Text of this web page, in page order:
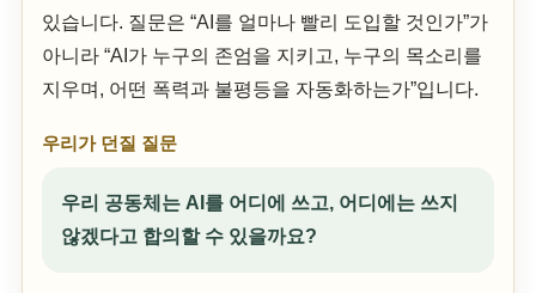
있습니다. 질문은 “AI를 얼마나 빨리 도입할 것인가”가
아니라 “AI가 누구의 존엄을 지키고, 누구의 목소리를
지우며, 어떤 폭력과 불평등을 자동화하는가”입니다.
우리가 던질 질문
우리 공동체는 AI를 어디에 쓰고, 어디에는 쓰지
않겠다고 합의할 수 있을까요?